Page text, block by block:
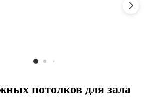
потолков для зала